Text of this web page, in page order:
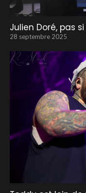
Julien Doré, pas
28 septembre 2025